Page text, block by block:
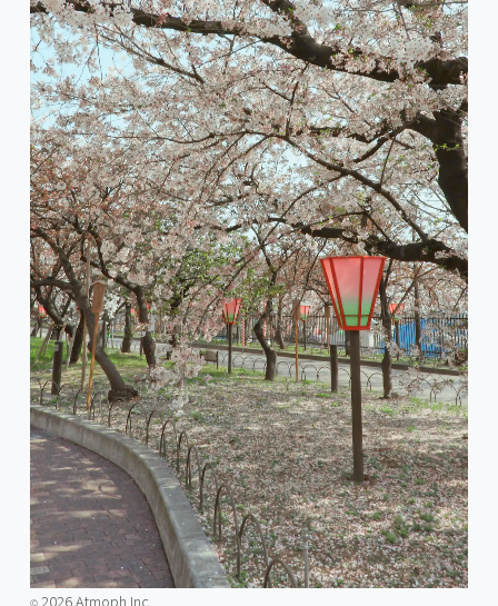
©️2026 Atmoph Inc.